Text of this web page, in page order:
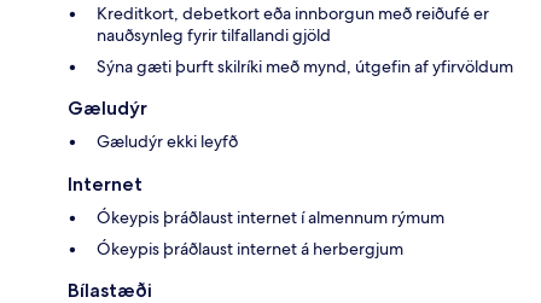
Kreditkort, debetkort eða innborgun með reiðufé er
nauðsynleg fyrir tilfallandi gjöld
Sýna gæti þurft skilríki með mynd, útgefin af yfirvöldum
Gæludýr
Gæludýr ekki leyfð
Internet
Ókeypis þráðlaust internet í almennum rýmum
Ókeypis þráðlaust internet á herbergjum
Bílastæði